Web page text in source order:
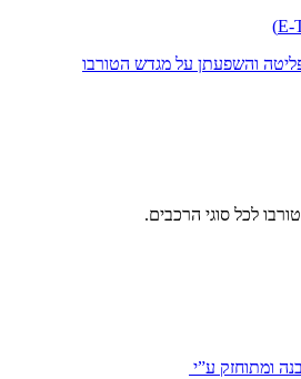
והשפעתן על מגדש הטורבו
לכל סוגי הרכבים.
ומתוחזק ע”י